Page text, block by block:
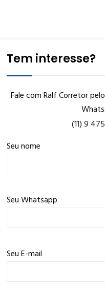
Tem interesse?
Fale com Ralf Corretor
(11) 9
Seu nome
Seu Whatsapp
Seu E-mail